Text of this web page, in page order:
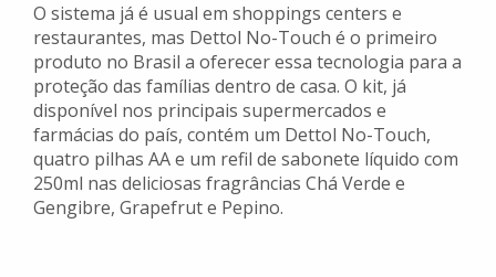
O sistema já é usual em shoppings centers e
restaurantes, mas Dettol No-Touch é o primeiro
produto no Brasil a oferecer essa tecnologia para a
proteção das famílias dentro de casa. O kit, já
disponível nos principais supermercados e
farmácias do país, contém um Dettol No-Touch,
quatro pilhas AA e um refil de sabonete líquido com
250ml nas deliciosas fragrâncias Chá Verde e
Gengibre, Grapefrut e Pepino.